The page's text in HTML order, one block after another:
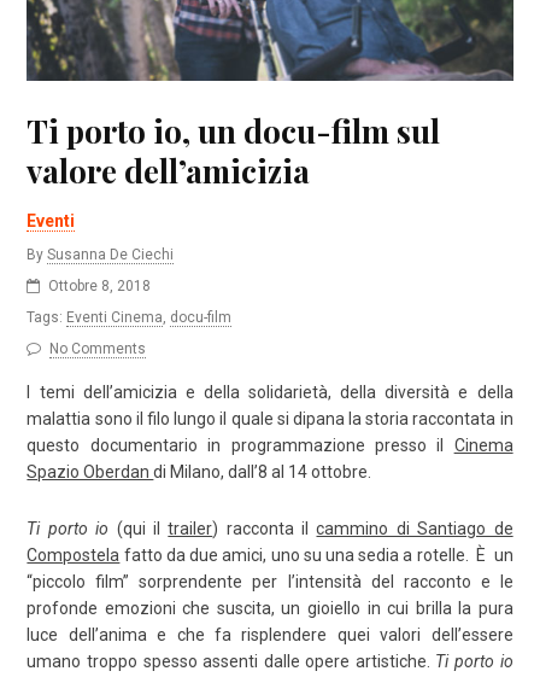
Ti porto io, un docu-film sul
valore dell’amicizia
Eventi
BySusanna De Ciechi
Ottobre 8, 2018
Tags: Eventi Cinema, docu-film
No Comments
I temi dell’amicizia e della solidarietà, della diversità e della
malattia sono il filo lungo il quale si dipana la storia raccontata in
questo documentario in programmazione presso il Cinema
Spazio Oberdandi Milano, dall’8 al 14 ottobre.
Ti porto io (qui iltrailer) racconta ilcammino di Santiago de
Compostela fatto da due amici, uno su una sedia a rotelle. È un
“piccolo film” sorprendente per l’intensità del racconto e le
profonde emozioni che suscita, un gioiello in cui brilla la pura
luce dell’anima e che fa risplendere quei valori dell’essere
umano troppo spesso assenti dalle opere artistiche. Ti porto io